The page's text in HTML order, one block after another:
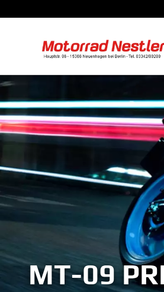
MT-09